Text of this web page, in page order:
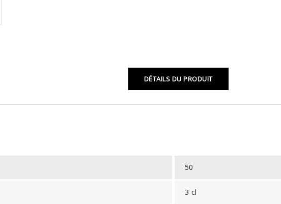
DÉTAILS DU PRODUIT
50
3 cl